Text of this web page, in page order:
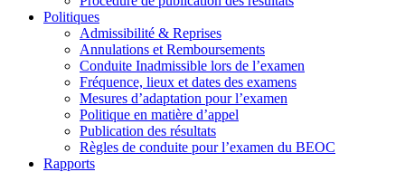
Politiques
Admissibilité & Reprises
Annulations et Remboursements
Conduite Inadmissible lors de l’examen
Fréquence, lieux et dates des examens
Mesures d’adaptation pour l’examen
Politique en matière d’appel
Publication des résultats
Règles de conduite pour l’examen du BEOC
Rapports